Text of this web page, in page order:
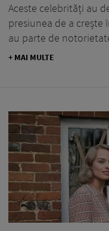
Aceste celebrități au
presiunea de a
au parte de
+ MAI MULTE